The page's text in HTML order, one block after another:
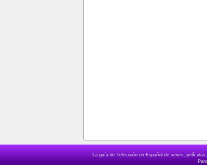
La guía de Televisión en Español de series,